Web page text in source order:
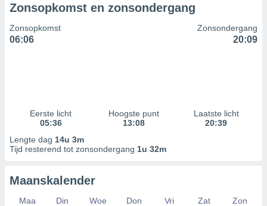
Zonsopkomst en zonsondergang
Zonsopkomst
06:06
Zonsondergang
20:09
Eerste licht
05:36
Hoogste punt
13:08
Laatste licht
20:39
Lengte dag 14u 3m
Tijd resterend tot zonsondergang 1u 32m
Maanskalender
Maa Din Woe Don Vri Zat
Zon